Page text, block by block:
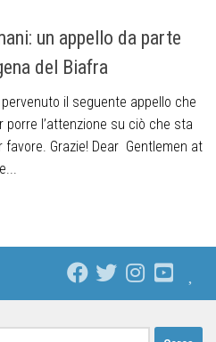
un appello da parte
del Biafra
il seguente appello che
porre l’attenzione su ciò che sta
favore. Grazie! Dear Gentlemen at